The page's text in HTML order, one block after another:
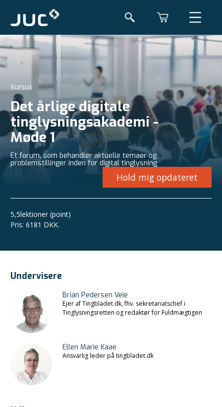
Kursus
Det årlige digitale
tinglysningsakademi -
Møde 1
Et forum, som behandler aktuelle temaer og
problemstillinger inden for digital tinglysning
Hold mig opdateret
5,5lektioner (point)
Pris: 6181 DKK.
Undervisere
Brian Pedersen Veie
Ejer af Tingbladet.dk, fhv. sekretariatschef i
Tinglysningsretten og redaktør for Fuldmægtigen
Ellen Marie Kaae
Ansvarlig leder på tingbladet.dk